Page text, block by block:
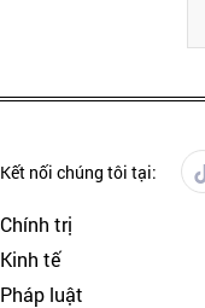
Kết nối chúng tôi tại:
Chính trị
Kinh tế
Pháp luật